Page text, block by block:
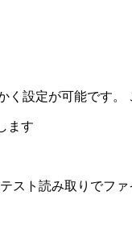
く設定が可能です
ます
スト読み取りでフ